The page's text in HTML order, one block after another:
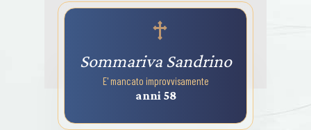
Sommariva Sandrino
E' mancato improvvisamente
anni 58